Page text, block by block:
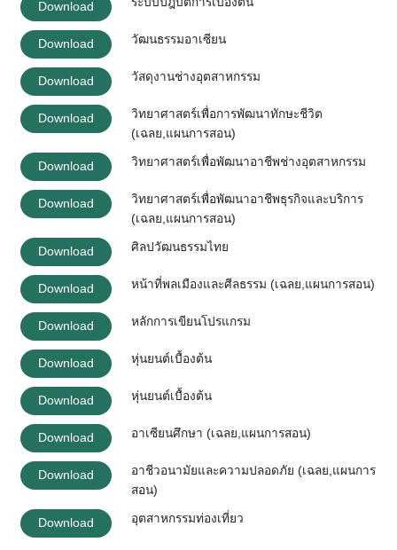
Download
Download วัฒนธรรมอาเซียน
Download วัสดุงานช่างอุตสาหกรรม
Download
วิทยาศาสตร์เพื่อการพัฒนาทักษะชีวิต
(เฉลย,แผนการสอน)
Download วิทยาศาสตร์เพื่อพัฒนาอาชีพช่างอุตสาหกรรม
Download
วิทยาศาสตร์เพื่อพัฒนาอาชีพธุรกิจและบริการ
(เฉลย,แผนการสอน)
Download ศิลปวัฒนธรรมไทย
Download หน้าที่พลเมืองและศีลธรรม (เฉลย,แผนการสอน)
Download หลักการเขียนโปรแกรม
Download หุ่นยนต์เบื้องต้น
Download หุ่นยนต์เบื้องต้น
Download อาเซียนศึกษา (เฉลย,แผนการสอน)
Download
อาชีวอนามัยและความปลอดภัย (เฉลย,แผนการ
สอน)
Download อุตสาหกรรมท่องเที่ยว